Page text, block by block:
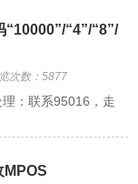
“4”/“8”/
次数：5877
：联系95016，走
MPOS